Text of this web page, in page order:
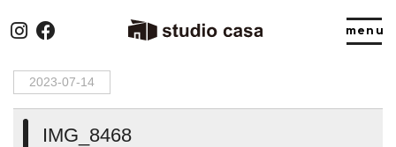
HOME IMG_8468
2023-07-14
IMG_8468